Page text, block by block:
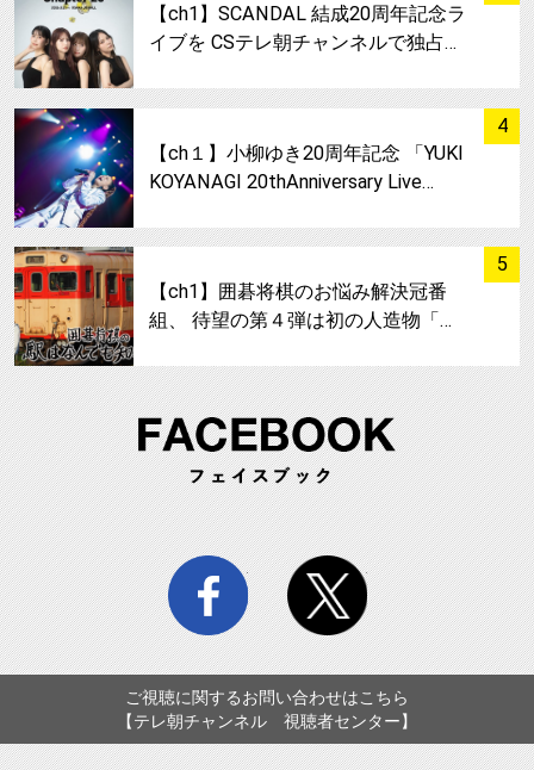
【ch1】SCANDAL 結成20周年記念ラ
イブを CSテレ朝チャンネルで独占…
4
【ch１】小柳ゆき20周年記念 「YUKI
KOYANAGI 20thAnniversary Live…
5
サムネイル
【ch1】囲碁将棋のお悩み解決冠番
組、 待望の第４弾は初の人造物「…
facebook twitter
ご視聴に関するお問い合わせはこちら
【テレ朝チャンネル 視聴者センター】